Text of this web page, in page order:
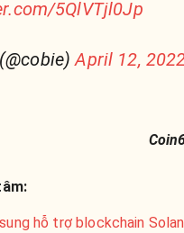
5QlVTjl0Jp
April 12,
hỗ trợ blockchain